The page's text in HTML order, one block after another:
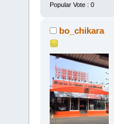
Popular Vote : 0
bo_chikara